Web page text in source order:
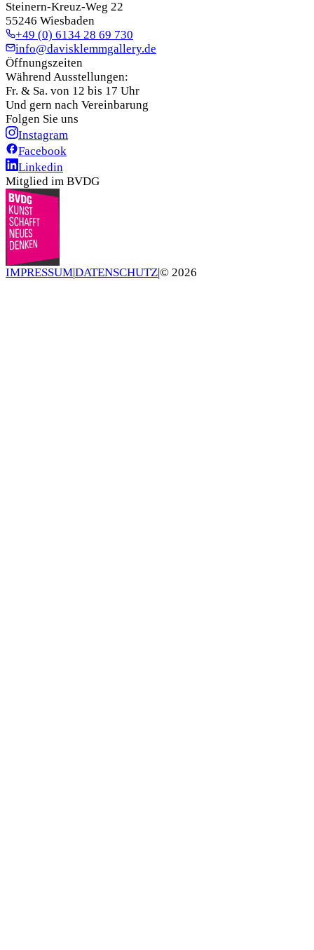
Steinern-Kreuz-Weg 22
55246 Wiesbaden
+49 (0) 6134 28 69 730
info@davisklemmgallery.de
Öffnungszeiten
Während Ausstellungen:
Fr. & Sa. von 12 bis 17 Uhr
Und gern nach Vereinbarung
Folgen Sie uns
Instagram
Facebook
Linkedin
Mitglied im BVDG
IMPRESSUM|DATENSCHUTZ|© 2026